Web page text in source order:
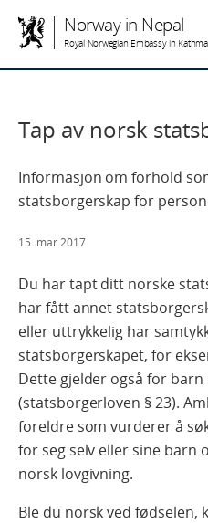
Norway in Nepal
Royal Norwegian Embassy in
Tap av norsk
Informasjon om forhold
statsborgerskap for
15. mar 2017
Du har tapt ditt norske
har fått annet
eller uttrykkelig har
statsborgerskapet, for
Dette gjelder også for
(statsborgerloven § 23).
foreldre som vurderer å
for seg selv eller sine barn
norsk lovgivning.
Ble du norsk ved fødselen,